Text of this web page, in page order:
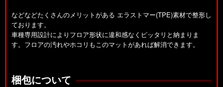
などなどたくさんのメリットがある エラストマー(TPE)素材で整形し
ております。
車種専用設計によりフロア形状に違和感なくピッタリと納まりま
す。フロアの汚れやホコリもこのマットがあれば解消できます。
梱包について